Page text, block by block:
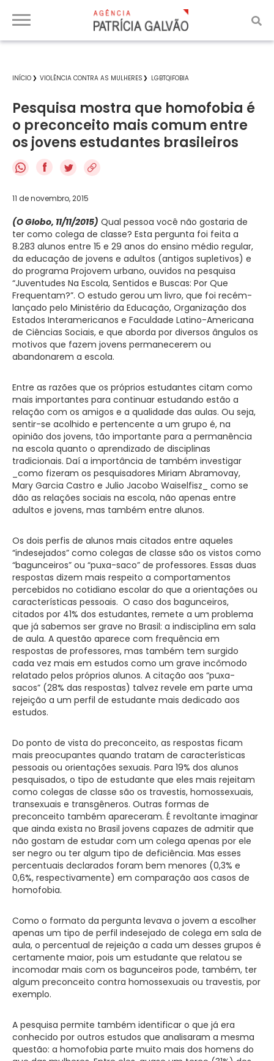
INÍCIO VIOLÊNCIA CONTRA AS MULHERES LGBTQIFOBIA
Pesquisa mostra que homofobia é
o preconceito mais comum entre
os jovens estudantes brasileiros
f
11 de novembro, 2015
(O Globo, 11/11/2015) Qual pessoa você não gostaria de
ter como colega de classe? Esta pergunta foi feita a
8.283 alunos entre 15 e 29 anos do ensino médio regular,
da educação de jovens e adultos (antigos supletivos) e
do programa Projovem urbano, ouvidos na pesquisa
“Juventudes Na Escola, Sentidos e Buscas: Por Que
Frequentam?”. O estudo gerou um livro, que foi recém-
lançado pelo Ministério da Educação, Organização dos
Estados Interamericanos e Faculdade Latino-Americana
de Ciências Sociais, e que aborda por diversos ângulos os
motivos que fazem jovens permanecerem ou
abandonarem a escola.
Entre as razões que os próprios estudantes citam como
mais importantes para continuar estudando estão a
relação com os amigos e a qualidade das aulas. Ou seja,
sentir-se acolhido e pertencente a um grupo é, na
opinião dos jovens, tão importante para a permanência
na escola quanto o aprendizado de disciplinas
tradicionais. Daí a importância de também investigar
_como fizeram os pesquisadores Miriam Abramovay,
Mary Garcia Castro e Julio Jacobo Waiselfisz_ como se
dão as relações sociais na escola, não apenas entre
adultos e jovens, mas também entre alunos.
Os dois perfis de alunos mais citados entre aqueles
“indesejados” como colegas de classe são os vistos como
“bagunceiros” ou “puxa-saco” de professores. Essas duas
respostas dizem mais respeito a comportamentos
percebidos no cotidiano escolar do que a orientações ou
características pessoais. O caso dos bagunceiros,
citados por 41% dos estudantes, remete a um problema
que já sabemos ser grave no Brasil: a indisciplina em sala
de aula. A questão aparece com frequência em
respostas de professores, mas também tem surgido
cada vez mais em estudos como um grave incômodo
relatado pelos próprios alunos. A citação aos “puxa-
sacos” (28% das respostas) talvez revele em parte uma
rejeição a um perfil de estudante mais dedicado aos
estudos.
Do ponto de vista do preconceito, as respostas ficam
mais preocupantes quando tratam de características
pessoais ou orientações sexuais. Para 19% dos alunos
pesquisados, o tipo de estudante que eles mais rejeitam
como colegas de classe são os travestis, homossexuais,
transexuais e transgêneros. Outras formas de
preconceito também apareceram. É revoltante imaginar
que ainda exista no Brasil jovens capazes de admitir que
não gostam de estudar com um colega apenas por ele
ser negro ou ter algum tipo de deficiência. Mas esses
percentuais declarados foram bem menores (0,3% e
0,6%, respectivamente) em comparação aos casos de
homofobia.
Como o formato da pergunta levava o jovem a escolher
apenas um tipo de perfil indesejado de colega em sala de
aula, o percentual de rejeição a cada um desses grupos é
certamente maior, pois um estudante que relatou se
incomodar mais com os bagunceiros pode, também, ter
algum preconceito contra homossexuais ou travestis, por
exemplo.
A pesquisa permite também identificar o que já era
conhecido por outros estudos que analisaram a mesma
questão: a homofobia parte muito mais dos homens do